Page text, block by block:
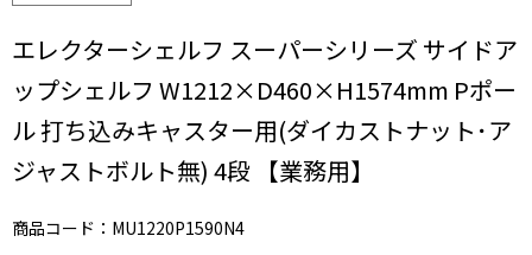
エレクターシェルフ スーパーシリーズ サイドア
ップシェルフ W1212×D460×H1574mm Pポー
ル 打ち込みキャスター用(ダイカストナット･ア
ジャストボルト無) 4段 【業務用】
商品コード：MU1220P1590N4